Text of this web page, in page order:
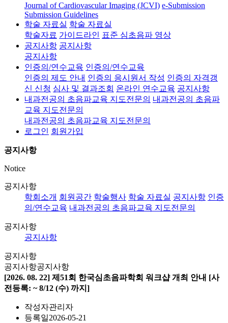
Journal of Cardiovascular Imaging (JCVI) e-Submission
Submission Guidelines
학술 자료실 학술 자료실
학술자료 가이드라인 표준 심초음파 영상
공지사항 공지사항
공지사항
인증의/연수교육 인증의/연수교육
인증의 제도 안내 인증의 응시원서 작성 인증의 자격갱
신 신청 심사 및 결과조회 온라인 연수교육 공지사항
내과전공의 초음파교육 지도전문의 내과전공의 초음파
교육 지도전문의
내과전공의 초음파교육 지도전문의
로그인 회원가입
공지사항
Notice
공지사항
학회소개 회원공간 학술행사 학술 자료실 공지사항 인증
의/연수교육 내과전공의 초음파교육 지도전문의
공지사항
공지사항
공지사항
공지사항공지사항
[2026. 08. 22] 제51회 한국심초음파학회 워크샵 개최 안내 [사
전등록: ~ 8/12 (수) 까지]
작성자관리자
등록일2026-05-21